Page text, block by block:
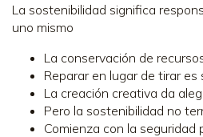
La sostenibilidad significa
uno mismo
La conservación de
Reparar en lugar de tirar es
La creación creativa da
Pero la sostenibilidad no
Comienza con la seguridad